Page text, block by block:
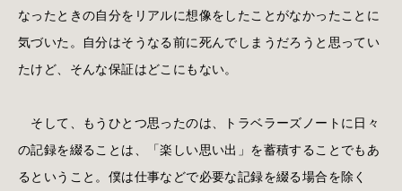
なったときの自分をリアルに想像をしたことがなかったことに
気づいた。自分はそうなる前に死んでしまうだろうと思ってい
たけど、そんな保証はどこにもない。
そして、もうひとつ思ったのは、トラベラーズノートに日々
の記録を綴ることは、「楽しい思い出」を蓄積することでもあ
るということ。僕は仕事などで必要な記録を綴る場合を除く